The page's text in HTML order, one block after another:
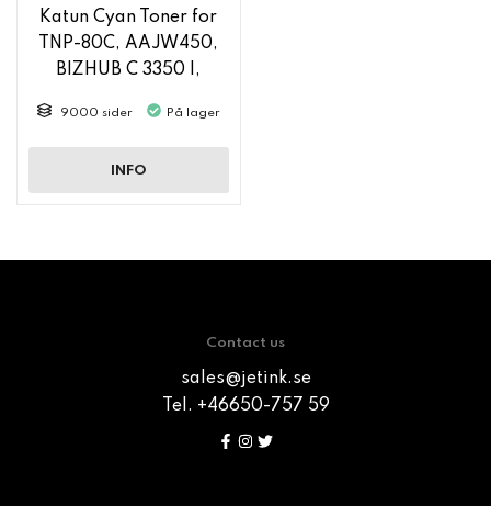
Katun Cyan Toner for
TNP-80C, AAJW450,
BIZHUB C 3350 I,
9000 sider På lager
INFO
Contact us
sales@jetink.se
Tel. +46650-757 59